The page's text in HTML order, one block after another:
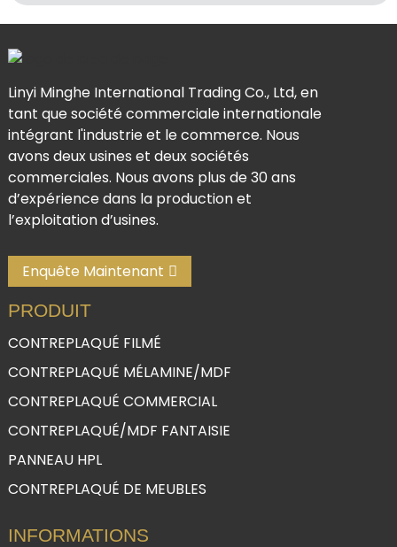
Linyi Minghe International Trading Co., Ltd, en
tant que société commerciale internationale
intégrant l'industrie et le commerce. Nous
avons deux usines et deux sociétés
commerciales. Nous avons plus de 30 ans
d’expérience dans la production et
l’exploitation d’usines.
Enquête Maintenant
PRODUIT
CONTREPLAQUÉ FILMÉ
CONTREPLAQUÉ MÉLAMINE/MDF
CONTREPLAQUÉ COMMERCIAL
CONTREPLAQUÉ/MDF FANTAISIE
PANNEAU HPL
CONTREPLAQUÉ DE MEUBLES
INFORMATIONS